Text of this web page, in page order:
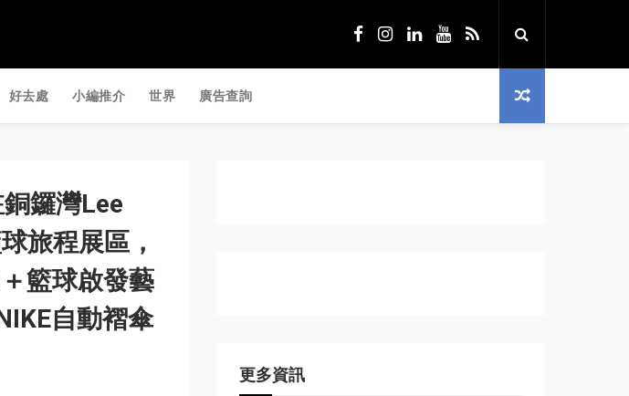
好去處 小編推介 世界 廣告查詢
銅鑼灣Lee
旅程展區，
籃球啟發藝
自動褶傘
更多資訊